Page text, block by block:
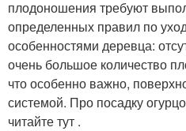
плодоношения требуют
определенных правил по
особенностями деревца:
очень большое количество
что особенно важно,
системой. Про посадку
читайте тут .